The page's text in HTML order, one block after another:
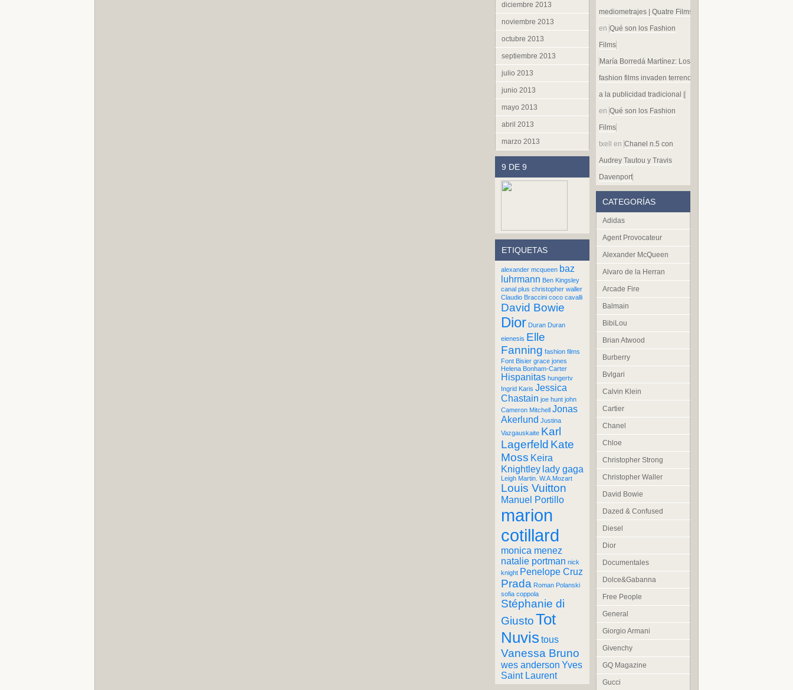
diciembre 2013
noviembre 2013
octubre 2013
septiembre 2013
julio 2013
junio 2013
mayo 2013
abril 2013
marzo 2013
9 DE 9
ETIQUETAS
alexander mcqueen baz
luhrmann Ben Kingsley
canal plus christopher waller
Claudio Braccini coco cavalli
David Bowie
Dior Duran Duran
eienesis Elle
Fanning fashion films
Font Bisier grace jones
Helena Bonham-Carter
Hispanitas hungertv
Ingrid Karis Jessica
Chastain joe hunt john
Cameron Mitchell Jonas
Akerlund Justina
Vazgauskaite Karl
Lagerfeld Kate
Moss Keira
Knightley lady gaga
Leigh Martin. W.A.Mozart
Louis Vuitton
Manuel Portillo
marion
cotillard
monica menez
natalie portman nick
knight Penelope Cruz
Prada Roman Polanski
sofia coppola
Stéphanie di
GiustoTot
Nuvis tous
Vanessa Bruno
wes anderson Yves
Saint Laurent
mediometrajes | Quatre Films
en Qué son los Fashion
Films
María Borredá Martínez: Los
fashion films invaden terreno
a la publicidad tradicional |
en Qué son los Fashion
Films
txell
en Chanel n.5 con
Audrey Tautou y Travis
Davenport
CATEGORÍAS
Adidas
Agent Provocateur
Alexander McQueen
Alvaro de la Herran
Arcade Fire
Balmain
BibiLou
Brian Atwood
Burberry
Bvlgari
Calvin Klein
Cartier
Chanel
Chloe
Christopher Strong
Christopher Waller
David Bowie
Dazed & Confused
Diesel
Dior
Documentales
Dolce&Gabanna
Free People
General
Giorgio Armani
Givenchy
GQ Magazine
Gucci